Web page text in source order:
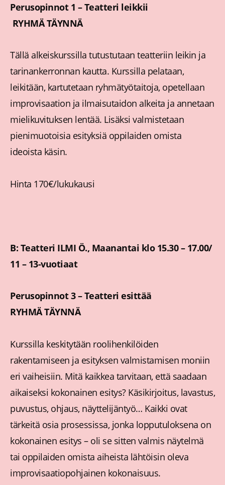
Perusopinnot 1 – Teatteri leikkii
RYHMÄ TÄYNNÄ
Tällä alkeiskurssilla tutustutaan teatteriin leikin ja
tarinankerronnan kautta. Kurssilla pelataan,
leikitään, kartutetaan ryhmätyötaitoja, opetellaan
improvisaation ja ilmaisutaidon alkeita ja annetaan
mielikuvituksen lentää. Lisäksi valmistetaan
pienimuotoisia esityksiä oppilaiden omista
ideoista käsin.
Hinta 170€/lukukausi
B: Teatteri ILMI Ö., Maanantai klo 15.30 – 17.00/
11 – 13-vuotiaat
Perusopinnot 3 – Teatteri esittää
RYHMÄ TÄYNNÄ
Kurssilla keskitytään roolihenkilöiden
rakentamiseen ja esityksen valmistamisen moniin
eri vaiheisiin. Mitä kaikkea tarvitaan, että saadaan
aikaiseksi kokonainen esitys? Käsikirjoitus, lavastus,
puvustus, ohjaus, näyttelijäntyö… Kaikki ovat
tärkeitä osia prosessissa, jonka lopputuloksena on
kokonainen esitys – oli se sitten valmis näytelmä
tai oppilaiden omista aiheista lähtöisin oleva
improvisaatiopohjainen kokonaisuus.